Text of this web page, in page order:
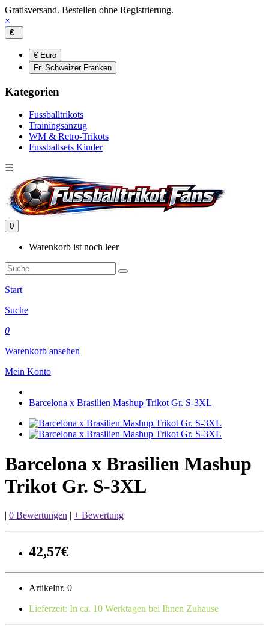
Gratisversand. Bestellen ohne Registrierung.
×
€
€ Euro
Fr. Schweizer Franken
Kategorien
Fussballtrikots
Trainingsanzug
WM & Retro-Trikots
Fussballsets Kinder
☰
0
Warenkorb ist noch leer
Start
Suche
0
Warenkorb ansehen
Mein Konto
Barcelona x Brasilien Mashup Trikot Gr. S-3XL
Barcelona x Brasilien Mashup
Trikot Gr. S-3XL
| 0 Bewertungen | + Bewertung
42,57€
Artikelnr. 0
Lieferzeit: In ca. 10 Werktagen bei Ihnen Zuhause